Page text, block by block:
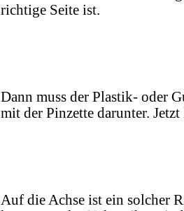
richtige Seite ist.
Dann muss der Plastik- oder
mit der Pinzette darunter.
Auf die Achse ist ein solcher